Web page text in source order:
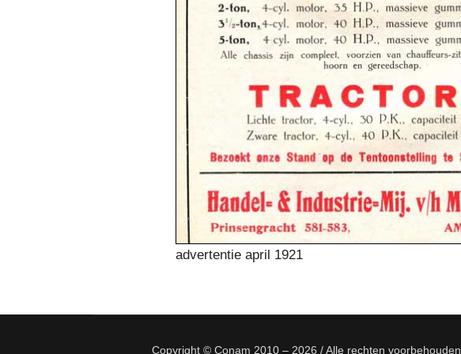
advertentie april 1921
Copyright © Conam 2010 – 2026 / Alle rechten voorbehouden